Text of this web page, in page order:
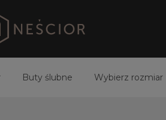
Buty ślubne Wybierz rozmiar